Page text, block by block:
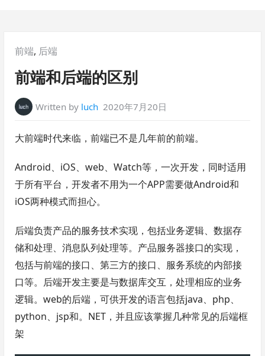
Posted
in:
前端, 后端
前端和后端的区别
Written by luch 2020年7月20日
大前端时代来临，前端已不是几年前的前端。
Android、iOS、web、Watch等，一次开发，同时适用
于所有平台，开发者不用为一个APP需要做Android和
iOS两种模式而担心。
后端负责产品的服务技术实现，包括业务逻辑、数据存
储和处理、消息队列处理等。产品服务器接口的实现，
包括与前端的接口、第三方的接口、服务系统的内部接
口等。后端开发主要是与数据库交互，处理相应的业务
逻辑。web的后端，可供开发的语言包括java、php、
python、jsp和。NET，并且应该掌握几种常见的后端框
架